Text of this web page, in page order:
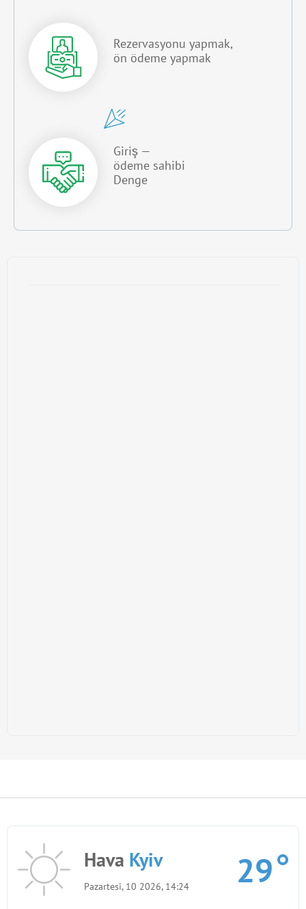
Rezervasyonu yapmak,
ön ödeme yapmak
Giriş —
ödeme sahibi
Denge
Hava Kyiv
Pazartesi, 10 2026, 14:24 29